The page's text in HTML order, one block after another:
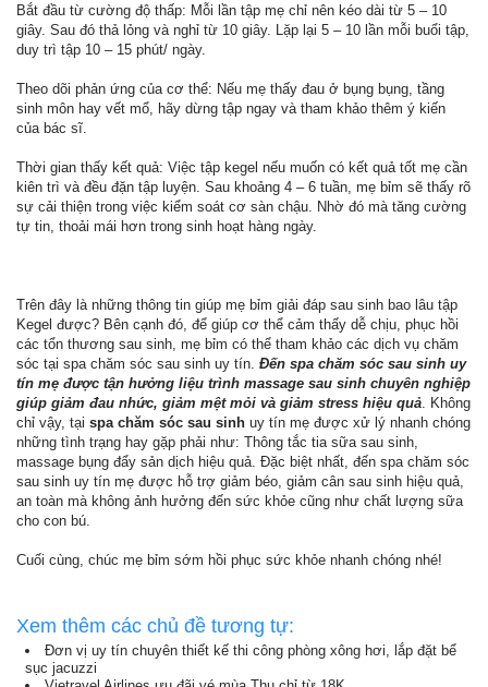
Bắt đầu từ cường độ thấp: Mỗi lần tập mẹ chỉ nên kéo dài từ 5 – 10
giây. Sau đó thả lỏng và nghỉ từ 10 giây. Lặp lại 5 – 10 lần mỗi buổi tập,
duy trì tập 10 – 15 phút/ ngày.
Theo dõi phản ứng của cơ thể: Nếu mẹ thấy đau ở bụng bụng, tầng
sinh môn hay vết mổ, hãy dừng tập ngay và tham khảo thêm ý kiến
của bác sĩ.
Thời gian thấy kết quả: Việc tập kegel nếu muốn có kết quả tốt mẹ cần
kiên trì và đều đặn tập luyện. Sau khoảng 4 – 6 tuần, mẹ bỉm sẽ thấy rõ
sự cải thiện trong việc kiểm soát cơ sàn chậu. Nhờ đó mà tăng cường
tự tin, thoải mái hơn trong sinh hoạt hàng ngày.
Trên đây là những thông tin giúp mẹ bỉm giải đáp sau sinh bao lâu tập
Kegel được? Bên cạnh đó, để giúp cơ thể cảm thấy dễ chịu, phục hồi
các tổn thương sau sinh, mẹ bỉm có thể tham khảo các dịch vụ chăm
sóc tại spa chăm sóc sau sinh uy tín. Đến spa chăm sóc sau sinh uy
tín mẹ được tận hưởng liệu trình massage sau sinh chuyên nghiệp
giúp giảm đau nhức, giảm mệt mỏi và giảm stress hiệu quả . Không
chỉ vậy, tại spa chăm sóc sau sinh uy tín mẹ được xử lý nhanh chóng
những tình trạng hay gặp phải như: Thông tắc tia sữa sau sinh,
massage bụng đẩy sản dịch hiệu quả. Đặc biệt nhất, đến spa chăm sóc
sau sinh uy tín mẹ được hỗ trợ giảm béo, giảm cân sau sinh hiệu quả,
an toàn mà không ảnh hưởng đến sức khỏe cũng như chất lượng sữa
cho con bú.
Cuối cùng, chúc mẹ bỉm sớm hồi phục sức khỏe nhanh chóng nhé!
Xem thêm các chủ đề tương tự:
Đơn vị uy tín chuyên thiết kế thi công phòng xông hơi, lắp đặt bể
sục jacuzzi